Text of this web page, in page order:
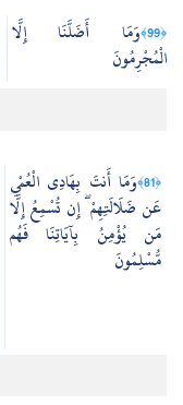
﴿99﴾
وَمَا أَضَلَّنَا إِلَّا
الْمُجْرِمُونَ
﴿81﴾
وَمَا أَنتَ بِهَادِي الْعُمْيِ
عَن ضَلَالَتِهِمْ ۖ إِن تُسْمِعُ إِلَّا
مَن يُؤْمِنُ بِآيَاتِنَا فَهُم
مُّسْلِمُونَ